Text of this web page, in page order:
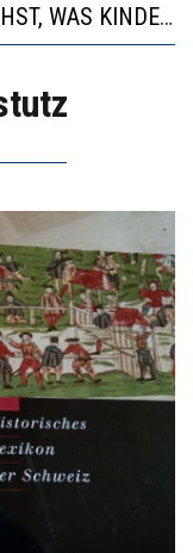
WORAUS WÄCHST, WAS KINDER TRÄGT
“WIR BEOBACHTEN EINEN REGELRECHTEN STURZFLUG BEI DEN LERNLEISTUNGEN”